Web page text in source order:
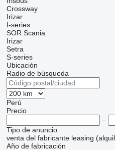
Crossway
Irizar
I-series
SOR Scania
Irizar
Setra
S-series
Ubicación
Radio de búsqueda
Perú
Precio
–
Tipo de anuncio
venta del fabricante leasing
Año de fabricación